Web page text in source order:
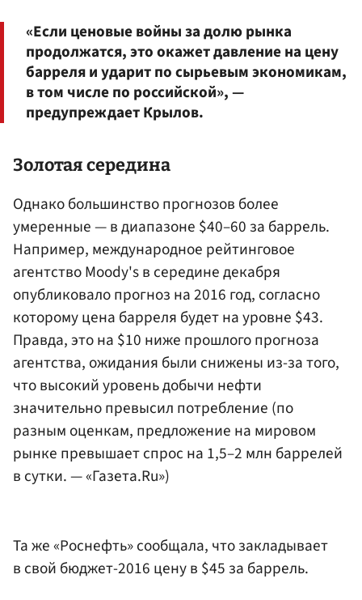
«Если ценовые войны за долю рынка
продолжатся, это окажет давление на цену
барреля и ударит по сырьевым экономикам,
в том числе по российской», —
предупреждает Крылов.
Золотая середина
Однако большинство прогнозов более
умеренные — в диапазоне $40–60 за баррель.
Например, международное рейтинговое
агентство Moody's в середине декабря
опубликовало прогноз на 2016 год, согласно
которому цена барреля будет на уровне $43.
Правда, это на $10 ниже прошлого прогноза
агентства, ожидания были снижены из-за того,
что высокий уровень добычи нефти
значительно превысил потребление (по
разным оценкам, предложение на мировом
рынке превышает спрос на 1,5–2 млн баррелей
в сутки. — «Газета.Ru»)
Та же «Роснефть» сообщала, что закладывает
в свой бюджет-2016 цену в $45 за баррель.